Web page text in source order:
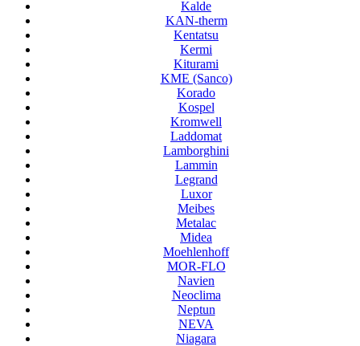
Kalde
KAN-therm
Kentatsu
Kermi
Kiturami
KME (Sanco)
Korado
Kospel
Kromwell
Laddomat
Lamborghini
Lammin
Legrand
Luxor
Meibes
Metalac
Midea
Moehlenhoff
MOR-FLO
Navien
Neoclima
Neptun
NEVA
Niagara